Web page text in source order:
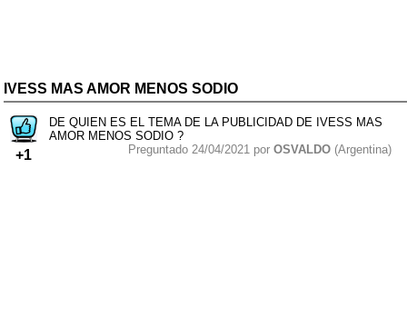
IVESS MAS AMOR MENOS SODIO
+1
DE QUIEN ES EL TEMA DE LA PUBLICIDAD DE IVESS MAS
AMOR MENOS SODIO ?
Preguntado 24/04/2021 por OSVALDO (Argentina)